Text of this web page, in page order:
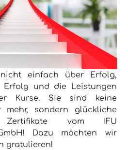
einfach über Erfolg,
Erfolg und die Leistungen
Kurse. Sie sind keine
mehr, sondern glückliche
vom IFU
Dazu möchten wir
gratulieren!